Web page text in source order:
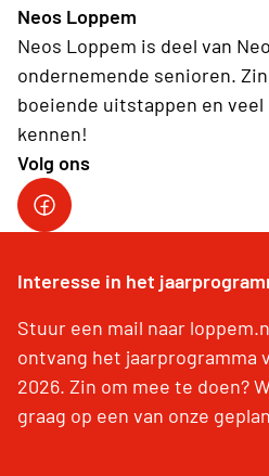
Neos Loppem
Neos Loppem is deel van
ondernemende senioren.
boeiende uitstappen en
kennen!
Volg ons
facebook pagina Neos
Interesse in het
Stuur een mail naar
ontvang het jaarprogramma
2026. Zin om mee te doen?
graag op een van onze